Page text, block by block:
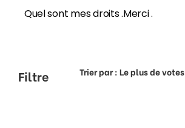
Quel sont mes droits .Merci .
Filtre Trier par :Le plus de votes